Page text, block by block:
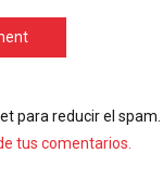
para reducir el spam.
tus comentarios.